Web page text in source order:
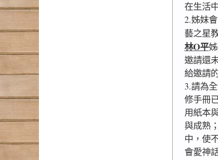
在生活
2.姊妹
藝之星
林O平
邀請還
給邀請
3.請為
修手冊
用紙本
與成熟
中，使
會愛神